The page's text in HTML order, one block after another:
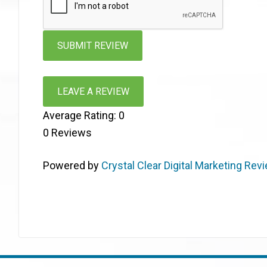
LEAVE A REVIEW
Average Rating: 0
0 Reviews
Powered by Crystal Clear Digital Marketing